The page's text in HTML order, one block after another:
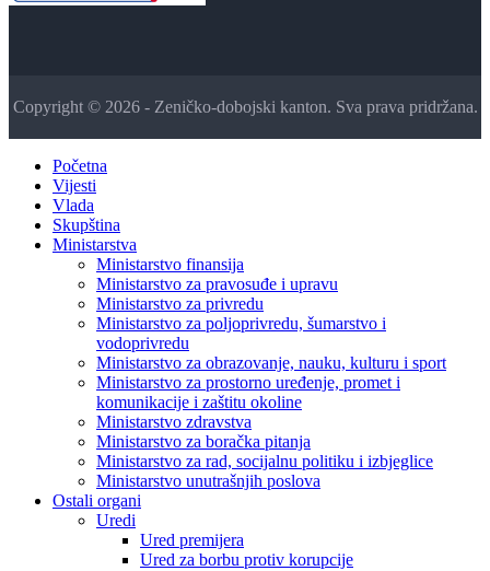
Copyright © 2026 - Zeničko-dobojski kanton. Sva prava pridržana.
Početna
Vijesti
Vlada
Skupština
Ministarstva
Ministarstvo finansija
Ministarstvo za pravosuđe i upravu
Ministarstvo za privredu
Ministarstvo za poljoprivredu, šumarstvo i
vodoprivredu
Ministarstvo za obrazovanje, nauku, kulturu i sport
Ministarstvo za prostorno uređenje, promet i
komunikacije i zaštitu okoline
Ministarstvo zdravstva
Ministarstvo za boračka pitanja
Ministarstvo za rad, socijalnu politiku i izbjeglice
Ministarstvo unutrašnjih poslova
Ostali organi
Uredi
Ured premijera
Ured za borbu protiv korupcije